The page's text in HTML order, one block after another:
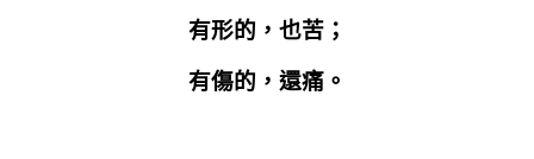
有形的，也苦；
有傷的，還痛。